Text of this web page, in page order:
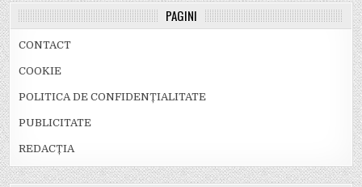
PAGINI
CONTACT
COOKIE
POLITICA DE CONFIDENȚIALITATE
PUBLICITATE
REDACȚIA